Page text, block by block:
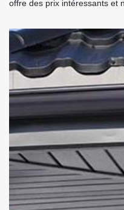
offre des prix intéressants et